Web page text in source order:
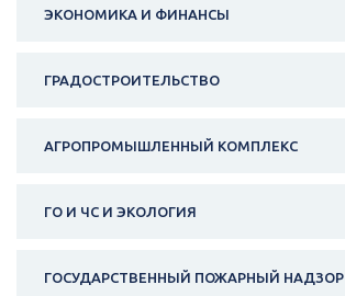
ЭКОНОМИКА И ФИНАНСЫ
ГРАДОСТРОИТЕЛЬСТВО
АГРОПРОМЫШЛЕННЫЙ КОМПЛЕКС
ГО И ЧС И ЭКОЛОГИЯ
ГОСУДАРСТВЕННЫЙ ПОЖАРНЫЙ НАДЗОР